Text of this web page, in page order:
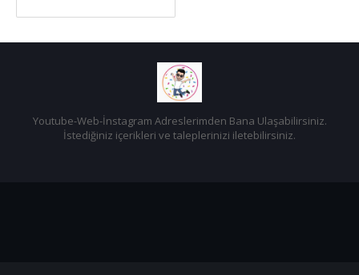
Youtube-Web-İnstagram Adreslerimden Bana Ulaşabilirsiniz.
İstediğiniz içerikleri ve taleplerinizi iletebilirsiniz.